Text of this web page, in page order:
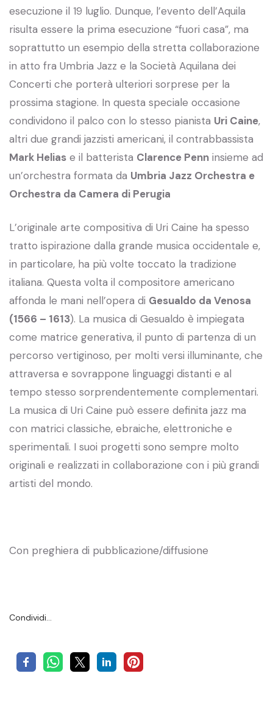
esecuzione il 19 luglio. Dunque, l’evento dell’Aquila
risulta essere la prima esecuzione “fuori casa”, ma
soprattutto un esempio della stretta collaborazione
in atto fra Umbria Jazz e la Società Aquilana dei
Concerti che porterà ulteriori sorprese per la
prossima stagione. In questa speciale occasione
condividono il palco con lo stesso pianista Uri Caine,
altri due grandi jazzisti americani, il contrabbassista
Mark Helias e il batterista Clarence Penn insieme ad
un’orchestra formata da Umbria Jazz Orchestra e
Orchestra da Camera di Perugia
L’originale arte compositiva di Uri Caine ha spesso
tratto ispirazione dalla grande musica occidentale e,
in particolare, ha più volte toccato la tradizione
italiana. Questa volta il compositore americano
affonda le mani nell’opera di Gesualdo da Venosa
(1566 – 1613). La musica di Gesualdo è impiegata
come matrice generativa, il punto di partenza di un
percorso vertiginoso, per molti versi illuminante, che
attraversa e sovrappone linguaggi distanti e al
tempo stesso sorprendentemente complementari.
La musica di Uri Caine può essere definita jazz ma
con matrici classiche, ebraiche, elettroniche e
sperimentali. I suoi progetti sono sempre molto
originali e realizzati in collaborazione con i più grandi
artisti del mondo.
Con preghiera di pubblicazione/diffusione
Condividi…